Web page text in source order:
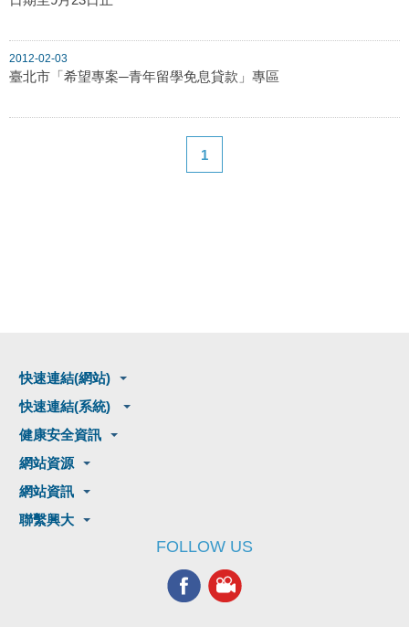
2012-02-03
臺北市「希望專案─青年留學免息貸款」專區
1
快速連結(網站)
快速連結(系統)
健康安全資訊
網站資源
網站資訊
聯繫興大
FOLLOW US